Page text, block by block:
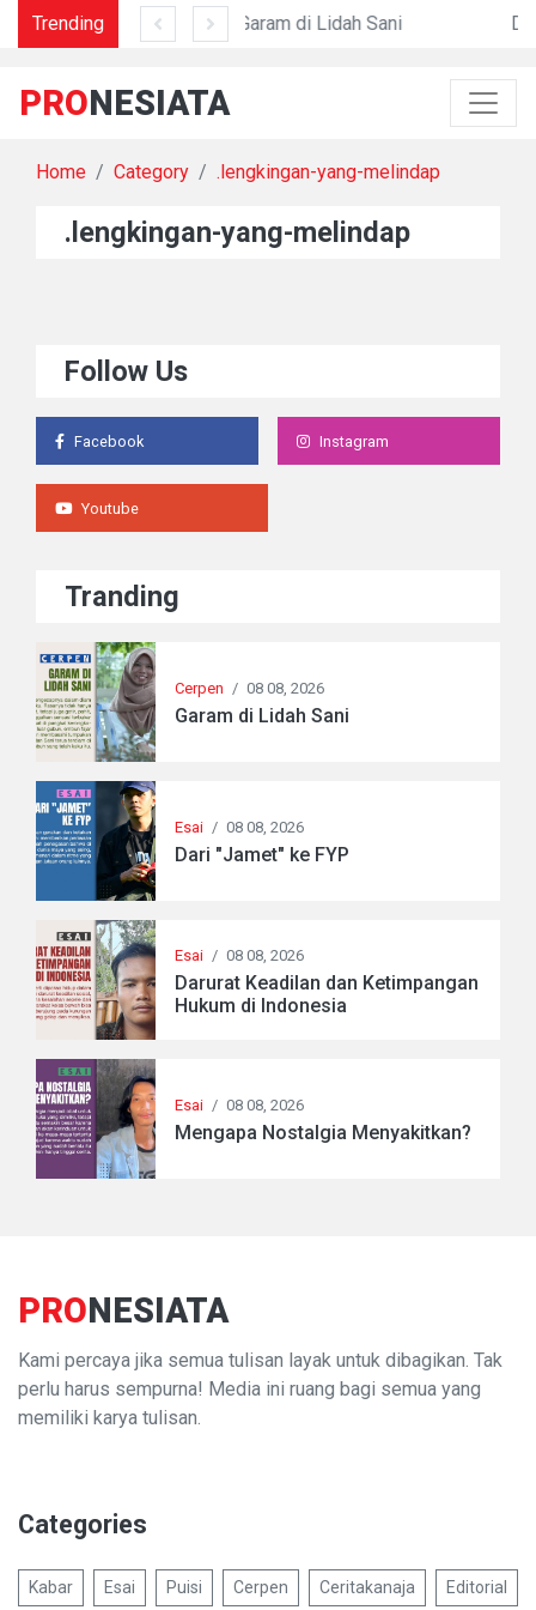
Trending Mengapa Nostalgia Menyakitkan? Garam di Lidah Sani
PRONESIATA
Home Category .lengkingan-yang-melindap
.lengkingan-yang-melindap
Follow Us
Facebook Instagram
Youtube
Tranding
Cerpen / 08 08, 2026
Garam di Lidah Sani
Esai / 08 08, 2026
Dari "Jamet" ke FYP
Esai / 08 08, 2026
Darurat Keadilan dan Ketimpangan
Hukum di Indonesia
Esai / 08 08, 2026
Mengapa Nostalgia Menyakitkan?
PRONESIATA
Kami percaya jika semua tulisan layak untuk dibagikan. Tak
perlu harus sempurna! Media ini ruang bagi semua yang
memiliki karya tulisan.
Categories
Kabar Esai Puisi Cerpen Ceritakanaja Editorial